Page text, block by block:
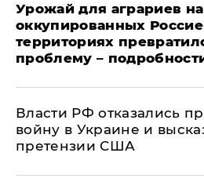
Урожай для аграриев на
оккупированных
территориях
проблему –
Власти РФ отказались
войну в Украине и
претензии США